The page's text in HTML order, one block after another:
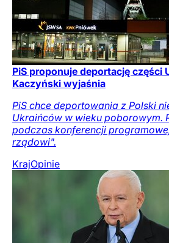
PiS proponuje deportację części
Kaczyński wyjaśnia
PiS chce deportowania z Polski
Ukraińców w wieku poborowym.
podczas konferencji
rządowi".
KrajOpinie